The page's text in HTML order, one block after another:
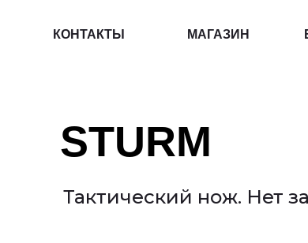
КОНТАКТЫ МАГАЗИН БЛОГ
STURM
Тактический нож. Нет